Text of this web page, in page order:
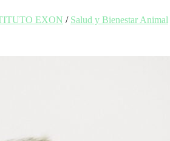
EXON / Salud y Bienestar Animal